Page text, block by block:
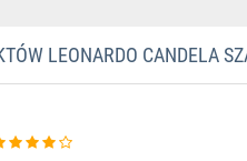
LEONARDO CANDELA